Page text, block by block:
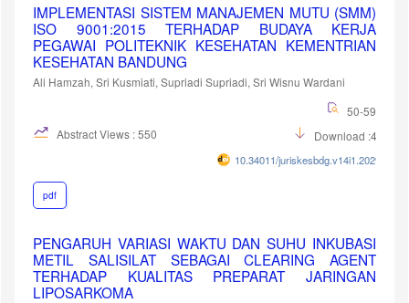
IMPLEMENTASI SISTEM MANAJEMEN MUTU (SMM)
ISO 9001:2015 TERHADAP BUDAYA KERJA
PEGAWAI POLITEKNIK KESEHATAN KEMENTRIAN
KESEHATAN BANDUNG
Ali Hamzah, Sri Kusmiati, Supriadi Supriadi, Sri Wisnu Wardani
50-59
Abstract Views : 550
Download :455
10.34011/juriskesbdg.v14i1.2029
pdf
PENGARUH VARIASI WAKTU DAN SUHU INKUBASI
METIL SALISILAT SEBAGAI CLEARING AGENT
TERHADAP KUALITAS PREPARAT JARINGAN
LIPOSARKOMA